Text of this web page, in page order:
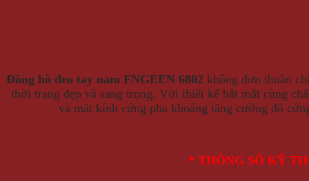
Đồng hồ đeo tay nam FNGEEN 6802 không đơn thuần
thời trang đẹp và sang trọng. Với thiết kế bắt mắt cùng
và mặt kính cứng pha khoáng tăng cường độ
* THÔNG SỐ KỸ